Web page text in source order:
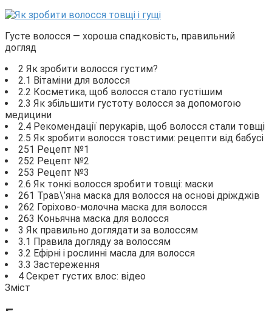
Густе волосся — хороша спадковість, правильний
догляд
2 Як зробити волосся густим?
2.1 Вітаміни для волосся
2.2 Косметика, щоб волосся стало густішим
2.3 Як збільшити густоту волосся за допомогою
медицини
2.4 Рекомендації перукарів, щоб волосся стали товщі
2.5 Як зробити волосся товстими: рецепти від бабусі
251 Рецепт №1
252 Рецепт №2
253 Рецепт №3
2.6 Як тонкі волосся зробити товщі: маски
261 Трав\’яна маска для волосся на основі дріжджів
262 Горіхово-молочна маска для волосся
263 Коньячна маска для волосся
3 Як правильно доглядати за волоссям
3.1 Правила догляду за волоссям
3.2 Ефірні і рослинні масла для волосся
3.3 Застереження
4 Секрет густих влос: відео
Зміст